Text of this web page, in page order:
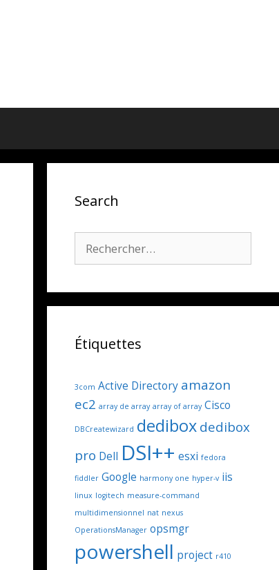
Search
Étiquettes
3com Active Directory amazon
ec2 array de array array of array Cisco
DBCreatewizard dedibox dedibox
pro Dell DSI++ esxi fedora
fiddler Google harmony one hyper-v iis
linux logitech measure-command
multidimensionnel nat nexus
OperationsManager opsmgr
powershell project r410